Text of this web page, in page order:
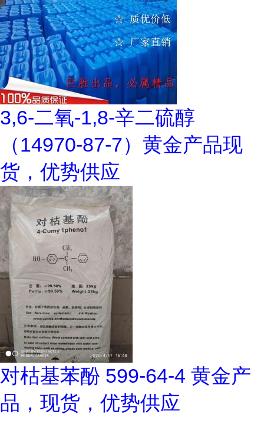
3,6-二氧-1,8-辛二硫醇
（14970-87-7）黄金产品现
货，优势供应
对枯基苯酚 599-64-4 黄金产
品，现货，优势供应